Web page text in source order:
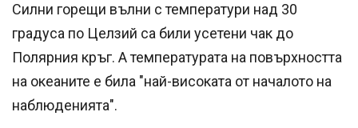
Силни горещи вълни с температури над 30
градуса по Целзий са били усетени чак до
Полярния кръг. А температурата на повърхността
на океаните е била "най-високата от началото на
наблюденията".